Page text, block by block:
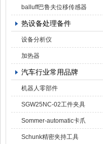
balluff巴鲁夫位移传感器
热设备处理备件
设备分析仪
加热器
汽车行业常用品牌
机器人零部件
SGW25NC-02工件夹具
Sommer-automatic卡爪
Schunk精密夹持工具